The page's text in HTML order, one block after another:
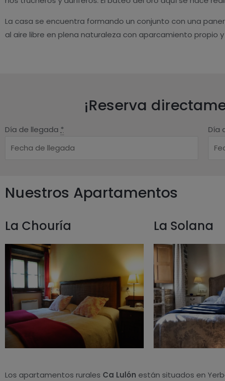
La casa se encuentra formando un conjunto con una
al aire libre en plena naturaleza con aparcamiento propio
¡Reserva
Día de llegada * Día
Nuestros Apartamentos
La Chouría La Solana
Los apartamentos rurales Ca Lulón están situados en